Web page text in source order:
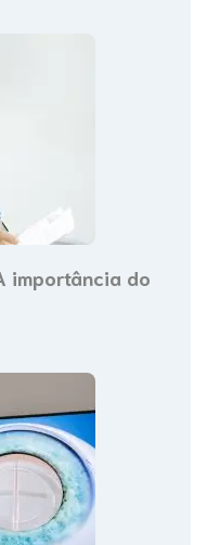
importância do